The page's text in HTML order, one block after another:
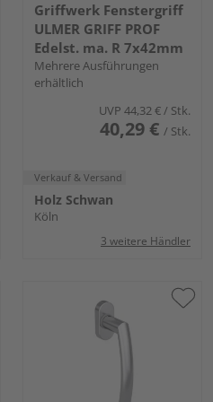
Griffwerk Fenstergriff
ULMER GRIFF PROF
Edelst. ma. R 7x42mm
Mehrere Ausführungen
erhältlich
UVP 44,32 €/ Stk.
40,29 € / Stk.
Verkauf & Versand
Holz Schwan
Köln
3 weitere Händler